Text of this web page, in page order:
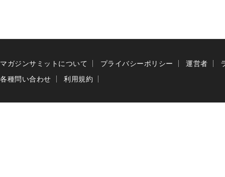
マガジンサミットについて プライバシーポリシー 運営者
各種問い合わせ
利用規約